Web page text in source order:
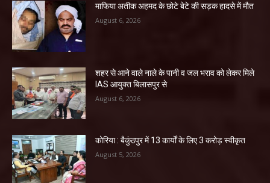
माफिया अतीक अहमद के छोटे बेटे की सड़क हादसे में मौत
August 6, 2026
शहर से आने वाले नाले के पानी व जल भराव को लेकर मिले
IAS आयुक्त बिलासपुर से
August 6, 2026
कोरिया : बैकुंठपुर में 13 कार्यों के लिए 3 करोड़ स्वीकृत
August 5, 2026